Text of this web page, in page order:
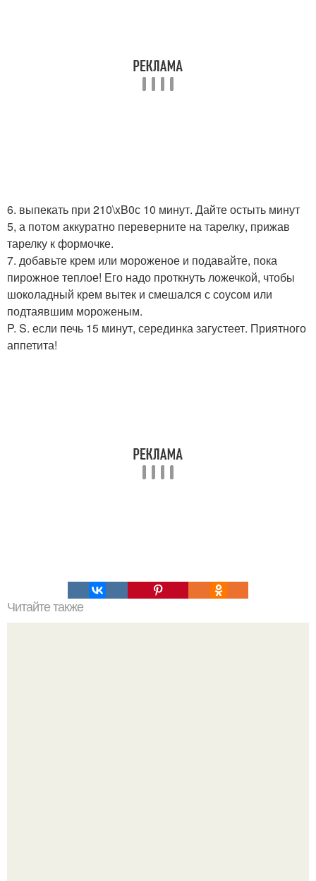
6. выпекать при 210\xB0с 10 минут. Дайте остыть минут
5, а потом аккуратно переверните на тарелку, прижав
тарелку к формочке.
7. добавьте крем или мороженое и подавайте, пока
пирожное теплое! Его надо проткнуть ложечкой, чтобы
шоколадный крем вытек и смешался с соусом или
подтаявшим мороженым.
P. S. если печь 15 минут, серединка загустеет. Приятного
аппетита!
Читайте также